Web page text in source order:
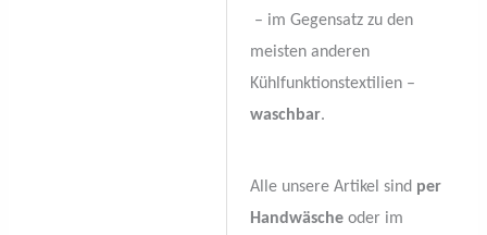
– im Gegensatz zu den
meisten anderen
Kühlfunktionstextilien –
waschbar.
Alle unsere Artikel sind per
Handwäscheoder im